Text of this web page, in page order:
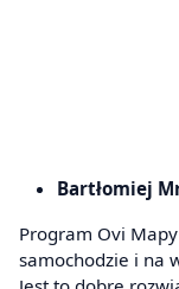
Bartłomiej
Program Ovi
samochodzie i na